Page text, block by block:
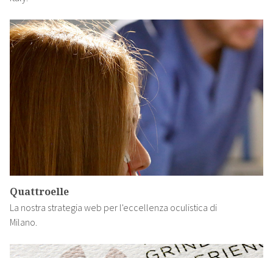
Quattroelle
La nostra strategia web per l'eccellenza oculistica di
Milano.